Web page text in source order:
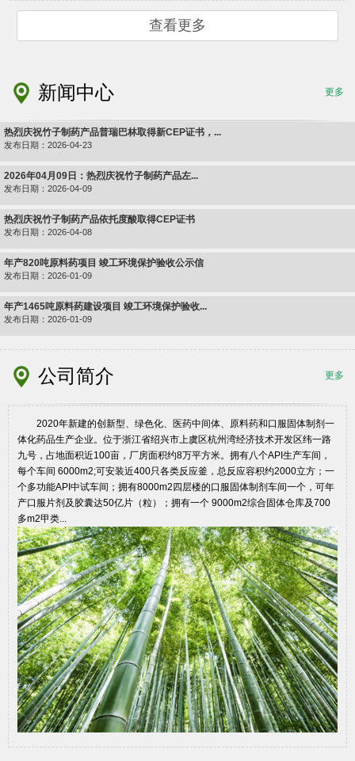
查看更多
新闻中心 更多
热烈庆祝竹子制药产品普瑞巴林取得新CEP证书，...
发布日期：2026-04-23
2026年04月09日：热烈庆祝竹子制药产品左...
发布日期：2026-04-09
热烈庆祝竹子制药产品依托度酸取得CEP证书
发布日期：2026-04-08
年产820吨原料药项目 竣工环境保护验收公示信
发布日期：2026-01-09
年产1465吨原料药建设项目 竣工环境保护验收...
发布日期：2026-01-09
公司简介 更多
2020年新建的创新型、绿色化、医药中间体、原料药和口服固体制剂一
体化药品生产企业。位于浙江省绍兴市上虞区杭州湾经济技术开发区纬一路
九号，占地面积近100亩，厂房面积约8万平方米。拥有八个API生产车间，
每个车间 6000m2;可安装近400只各类反应釜，总反应容积约2000立方；一
个多功能API中试车间；拥有8000m2四层楼的口服固体制剂车间一个，可年
产口服片剂及胶囊达50亿片（粒）；拥有一个 9000m2综合固体仓库及700
多m2甲类...